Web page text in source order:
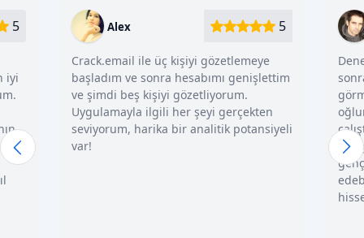
genişlettim
potansiyeli
Zboncak Enos 5
Denemeye karar verdim ve bir dönem
sonra bunda herhangi bir kötülük
görmediğimi söylemek istiyorum,
oğlumun hayatından uzak durmaya
çalıştım, ancak istediğim zaman nerede
olduğunu öğrenebileceğimi veya diğer